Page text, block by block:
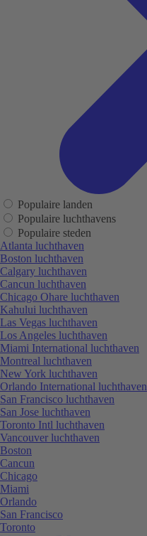
Populaire landen
Populaire luchthavens
Populaire steden
Atlanta luchthaven
Boston luchthaven
Calgary luchthaven
Cancun luchthaven
Chicago Ohare luchthaven
Kahului luchthaven
Las Vegas luchthaven
Los Angeles luchthaven
Miami International luchthaven
Montreal luchthaven
New York luchthaven
Orlando International luchthaven
San Francisco luchthaven
San Jose luchthaven
Toronto Intl luchthaven
Vancouver luchthaven
Boston
Cancun
Chicago
Miami
Orlando
San Francisco
Toronto